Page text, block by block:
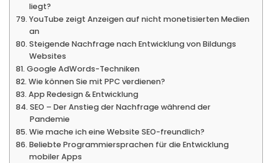
liegt?
YouTube zeigt Anzeigen auf nicht monetisierten Medien
an
Steigende Nachfrage nach Entwicklung von Bildungs
Websites
Google AdWords-Techniken
Wie können Sie mit PPC verdienen?
App Redesign & Entwicklung
SEO – Der Anstieg der Nachfrage während der
Pandemie
Wie mache ich eine Website SEO-freundlich?
Beliebte Programmiersprachen für die Entwicklung
mobiler Apps